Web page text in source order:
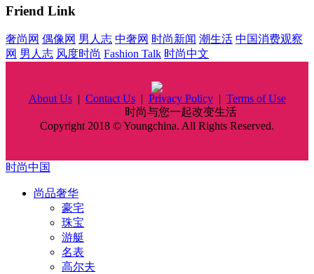
Friend Link
奢尚网 偶像网 男人志 中奢网 时尚新闻 潮生活 中国消费观察
网 男人志 风度时尚 Fashion Talk 时尚中文
About Us| Contact Us| Privacy Policy| Terms of Use
时尚与您一起改变生活
Copyright 2018 © Youngchina. All Rights Reserved.
时尚中国
尚品奢华
豪宅
珠宝
游艇
名表
高尔夫